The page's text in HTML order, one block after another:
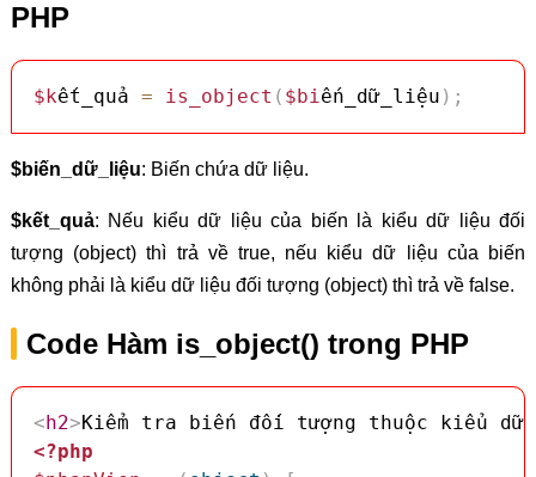
PHP
$kết_quả = is_object ( $biến_dữ_liệu ) ;
$biến_dữ_liệu: Biến chứa dữ liệu.
$kết_quả: Nếu kiểu dữ liệu của biến là kiểu dữ liệu đối
tượng (object) thì trả về true, nếu kiểu dữ liệu của biến
không phải là kiểu dữ liệu đối tượng (object) thì trả về false.
Code Hàm is_object() trong PHP
<h2>Kiểm tra biến đối tượng thuộc kiểu
<?php